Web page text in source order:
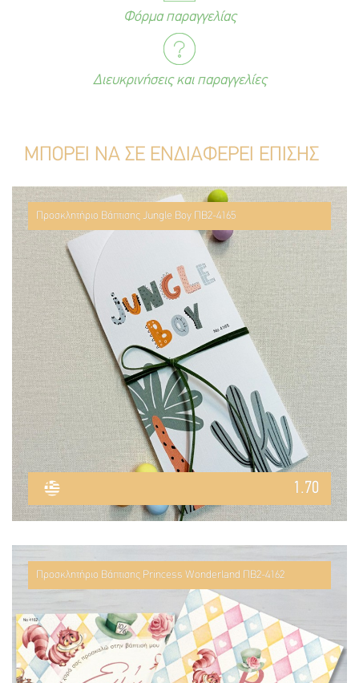
Φόρμα παραγγελίας
Διευκρινήσεις και παραγγελίες
ΜΠΟΡΕΙ ΝΑ ΣΕ ΕΝΔΙΑΦΕΡΕΙ ΕΠΙΣΗΣ
Προσκλητήριο Βάπτισης Jungle Boy ΠΒ2-4165
1.70
Προσκλητήριο Βάπτισης Princess Wonderland ΠΒ2-4162